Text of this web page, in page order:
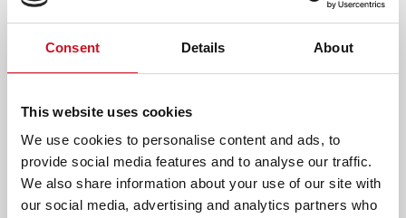
Consent Details About
This website uses cookies
We use cookies to personalise content and ads, to
provide social media features and to analyse our traffic.
We also share information about your use of our site with
our social media, advertising and analytics partners who
foto’s. Jouw kerntaken zijn:
Je werkt samen met een logopedist op de groep,
waardoor je van elkaar leert gedragsmatige aspecten
en spelenderwijs werken jullie aan de behandeldoelen;
Je hebt dagelijks contact met de ouders en het
behandelteam, waarmee je de voortgang in de
behandeldoelen en jouw bevindingen deelt en
evalueert;